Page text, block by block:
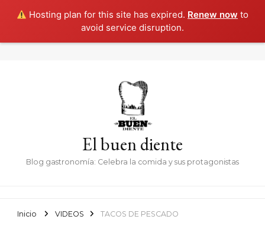
Hosting plan for this site has expired. Renew now to
avoid service disruption.
El buen diente
Blog gastronomía: Celebra la comida y sus protagonistas
Inicio VIDEOS TACOS DE PESCADO